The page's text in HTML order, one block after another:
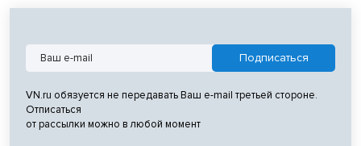
VN.ru обязуется не передавать Ваш e-mail третьей стороне.
Отписаться
от рассылки можно в любой момент